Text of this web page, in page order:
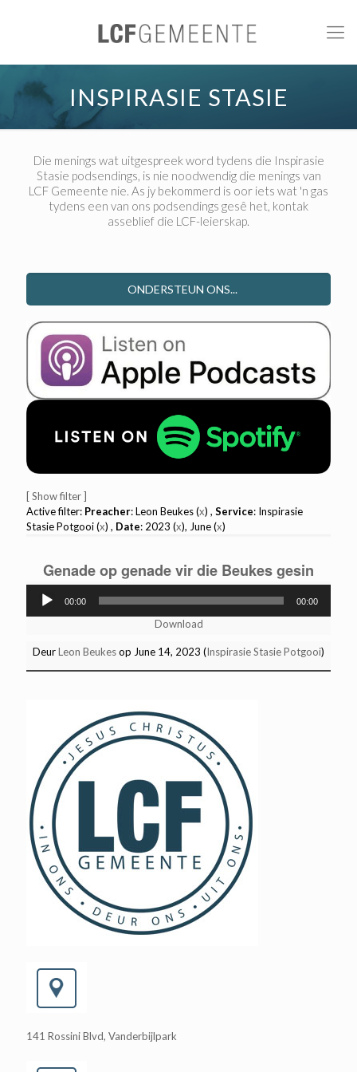
INSPIRASIE STASIE
Die menings wat uitgespreek word tydens die Inspirasie
Stasie podsendings, is nie noodwendig die menings van
LCF Gemeente nie. As jy bekommerd is oor iets wat 'n gas
tydens een van ons podsendings gesê het, kontak
asseblief die LCF-leierskap.
ONDERSTEUN ONS...
[ Show filter ]
Active filter: Preacher: Leon Beukes (x) , Service: Inspirasie
Stasie Potgooi (x) , Date: 2023 (x), June (x)
Genade op genade vir die Beukes gesin
Player
00:00 00:00
Download
DeurLeon Beukesop June 14, 2023 (Inspirasie Stasie Potgooi)
141 Rossini Blvd, Vanderbijlpark